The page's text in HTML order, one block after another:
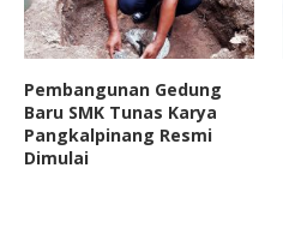
Pembangunan Gedung
Baru SMK Tunas Karya
Pangkalpinang Resmi
Dimulai